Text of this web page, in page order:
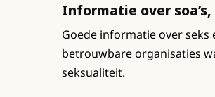
Informatie over
Goede informatie over
betrouwbare organisaties
seksualiteit.